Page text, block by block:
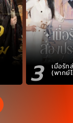
3 เมื่อรัก
(พากย์